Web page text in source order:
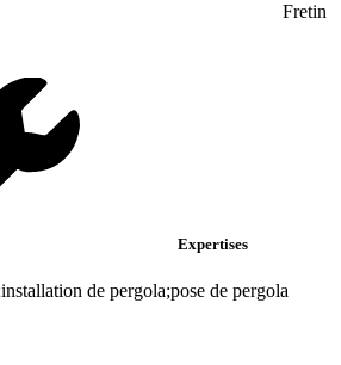
Fretin
Expertises
de pergola;pose de pergola